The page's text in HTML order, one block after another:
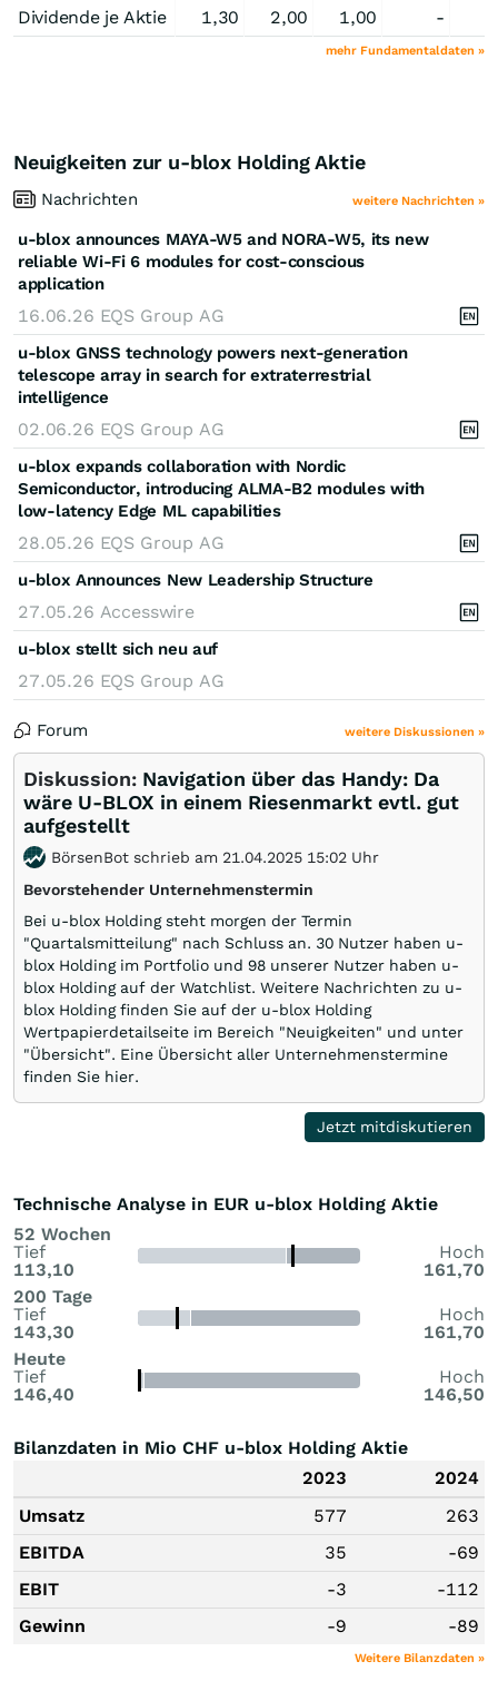
Dividende je Aktie 1,30 2,00 1,00 -
mehr Fundamentaldaten »
Neuigkeiten zur u-blox Holding Aktie
Nachrichten weitere Nachrichten »
u-blox announces MAYA-W5 and NORA-W5, its new
reliable Wi-Fi 6 modules for cost-conscious
application
16.06.26 EQS Group AG
u-blox GNSS technology powers next-generation
telescope array in search for extraterrestrial
intelligence
02.06.26 EQS Group AG
u-blox expands collaboration with Nordic
Semiconductor, introducing ALMA-B2 modules with
low-latency Edge ML capabilities
28.05.26 EQS Group AG
u-blox Announces New Leadership Structure
27.05.26 Accesswire
u-blox stellt sich neu auf
27.05.26 EQS Group AG
Forum weitere Diskussionen »
Diskussion: Navigation über das Handy: Da
wäre U-BLOX in einem Riesenmarkt evtl. gut
aufgestellt
BörsenBot schrieb am 21.04.2025 15:02 Uhr
Bevorstehender Unternehmenstermin
Bei u-blox Holding steht morgen der Termin
"Quartalsmitteilung" nach Schluss an. 30 Nutzer haben u-
blox Holding im Portfolio und 98 unserer Nutzer haben u-
blox Holding auf der Watchlist. Weitere Nachrichten zu u-
blox Holding finden Sie auf der u-blox Holding
Wertpapierdetailseite im Bereich "Neuigkeiten" und unter
"Übersicht". Eine Übersicht aller Unternehmenstermine
finden Sie hier.
Jetzt mitdiskutieren
Technische Analyse in EUR u-blox Holding Aktie
52 Wochen
Tief
113,10
Hoch
161,70
200 Tage
Tief
143,30
Hoch
161,70
Heute
Tief
146,40
Hoch
146,50
Bilanzdaten in Mio CHF u-blox Holding Aktie
2023
2024
Umsatz
577
263
EBITDA
35
-69
EBIT
-3
-112
Gewinn
-9 -89
Weitere Bilanzdaten »